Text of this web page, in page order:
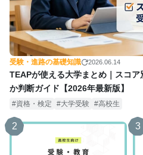
受験・進路の基礎知識 2026.06.14
TEAPが使える大学まとめ｜スコ
か判断ガイド【2026年最新版】
資格・検定 大学受験 高校生
2 3